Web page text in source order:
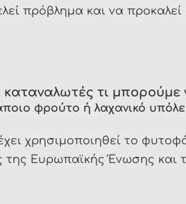
πρόβλημα και να
καταναλωτές τι μπορούμε
φρούτο ή λαχανικό
χρησιμοποιηθεί το
της Ευρωπαϊκής Ένωσης